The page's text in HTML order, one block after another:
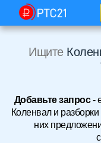
Ищите
Добавьте запрос-
Коленвал и
них